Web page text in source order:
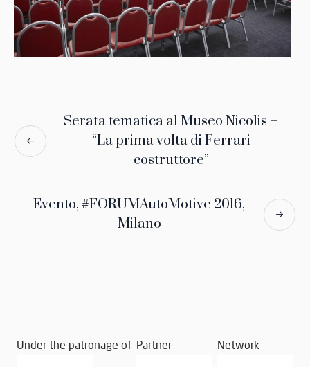
Serata tematica al Museo Nicolis –
“La prima volta di Ferrari
costruttore”
Evento, #FORUMAutoMotive 2016,
Milano
Under the patronage of Partner Network